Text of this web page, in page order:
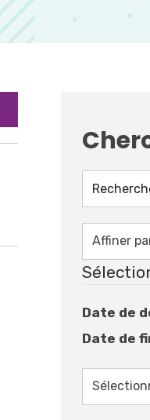
Date de
Date de